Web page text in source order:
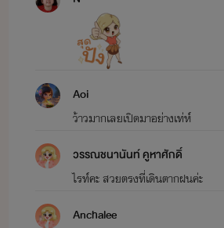
Aoi
ว้าวมากเลยเปิดมาอย่างเท่ห์​
วรรณชนานันท์ คูหาศักดิ์
ไรท์คะ สวยตรงที่เดินตากฝนค่ะ
Anchalee